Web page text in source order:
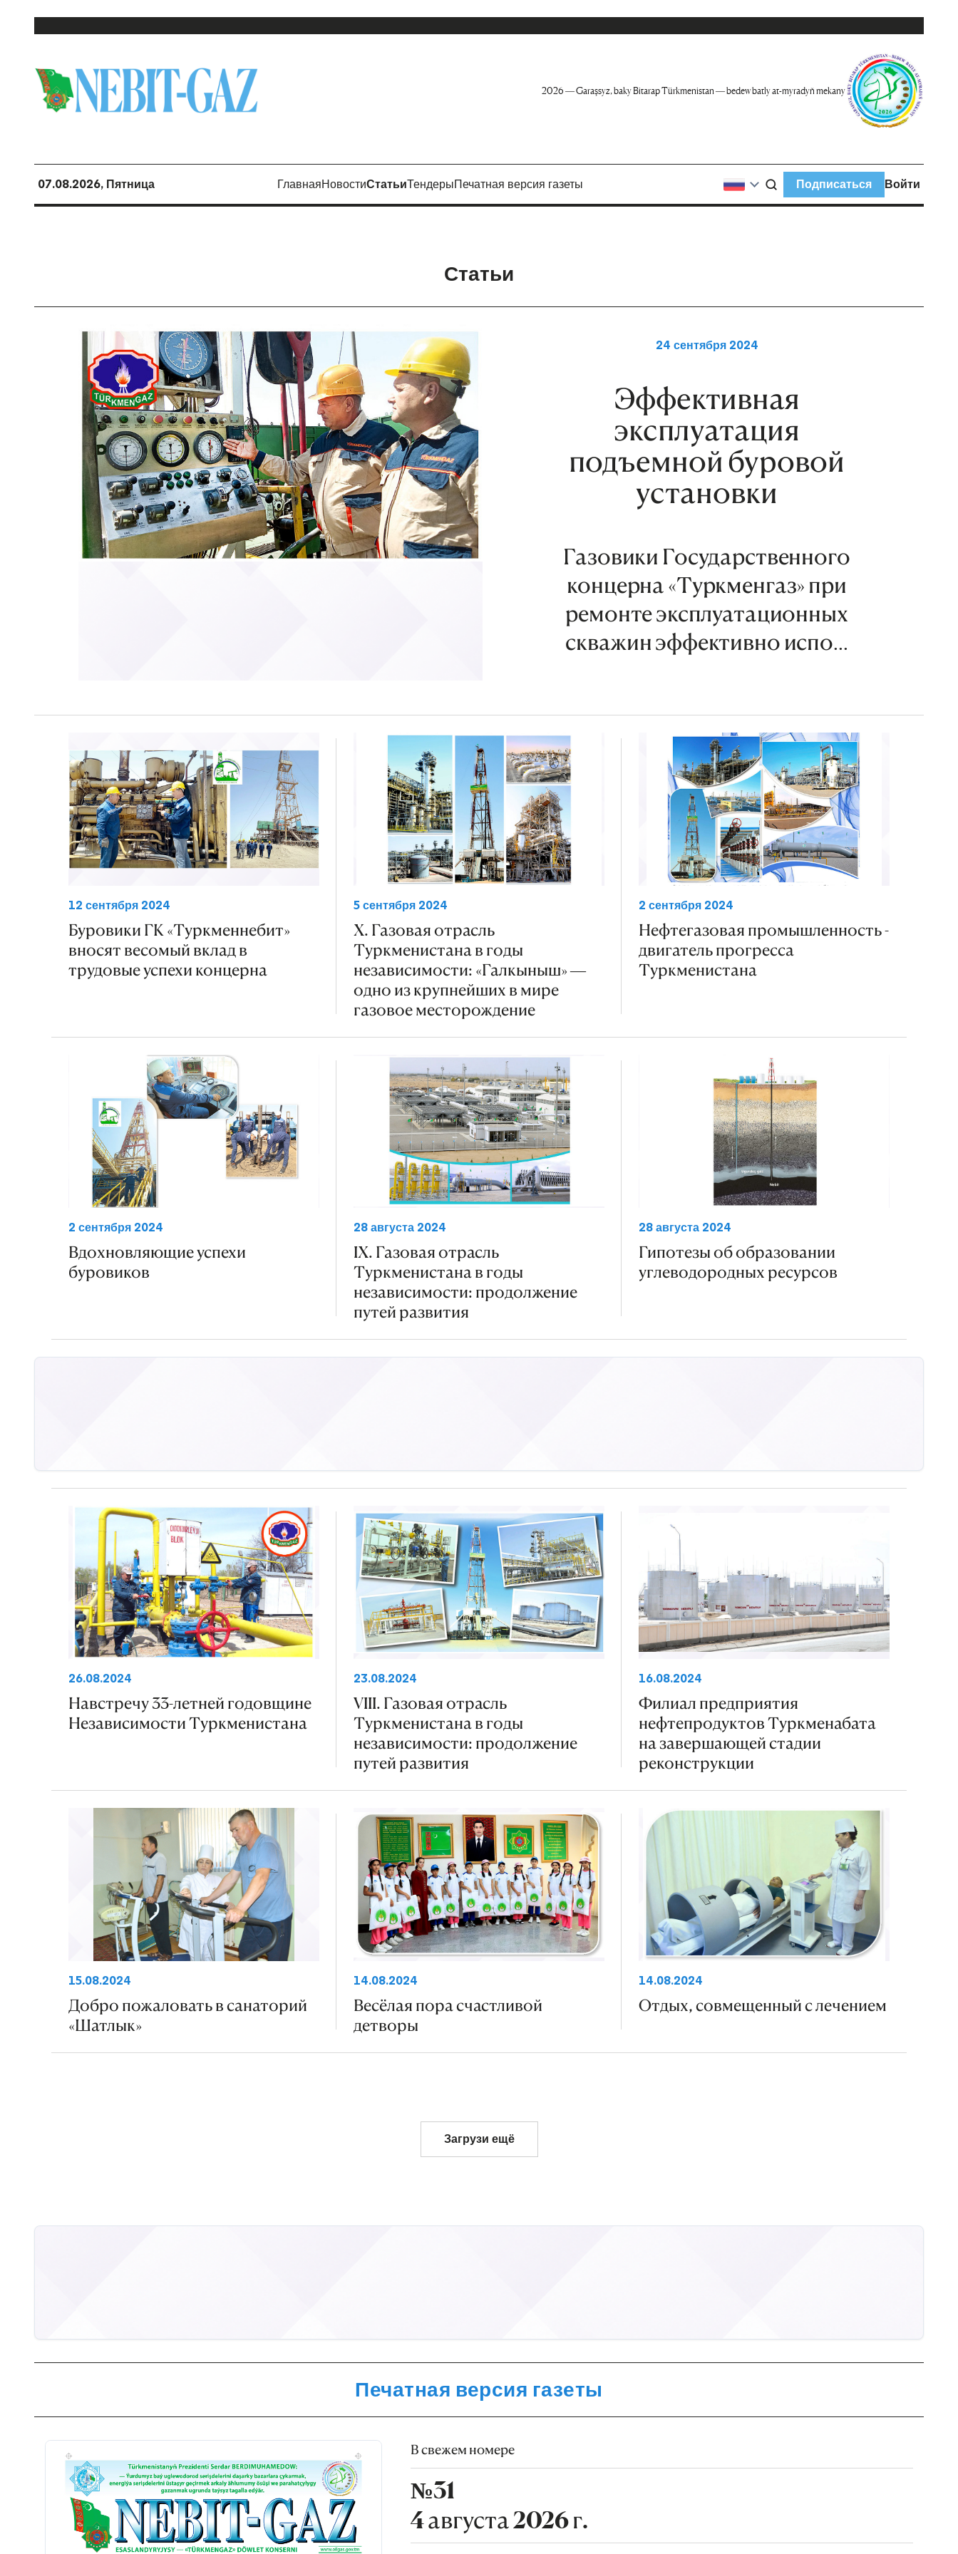
2026 — Garaşsyz, baky Bitarap Türkmenistan — bedew batly at-myradyň mekany
07.08.2026, Пятница ГлавнаяНовостиСтатьиТендерыПечатная версия газеты Подписаться Войти
Статьи
24 сентября 2024
Эффективная
эксплуатация
подъемной буровой
установки
Газовики Государственного
концерна «Туркменгаз» при
ремонте эксплуатационных
скважин эффективно испо...
12 сентября 2024
Буровики ГК «Туркменнебит»
вносят весомый вклад в
трудовые успехи концерна
5 сентября 2024
X. Газовая отрасль
Туркменистана в годы
независимости: «Галкыныш» —
одно из крупнейших в мире
газовое месторождение
2 сентября 2024
Нефтегазовая промышленность -
двигатель прогресса
Туркменистана
2 сентября 2024
Вдохновляющие успехи
буровиков
28 августа 2024
IX. Газовая отрасль
Туркменистана в годы
независимости: продолжение
путей развития
28 августа 2024
Гипотезы об образовании
углеводородных ресурсов
26.08.2024
Навстречу 33-летней годовщине
Независимости Туркменистана
23.08.2024
VIII. Газовая отрасль
Туркменистана в годы
независимости: продолжение
путей развития
16.08.2024
Филиал предприятия
нефтепродуктов Туркменабата
на завершающей стадии
реконструкции
15.08.2024
Добро пожаловать в санаторий
«Шатлык»
14.08.2024
Весёлая пора счастливой
детворы
14.08.2024
Отдых, совмещенный с лечением
Загрузи ещё
Печатная версия газеты
В свежем номере
№31
4 августа 2026 г.